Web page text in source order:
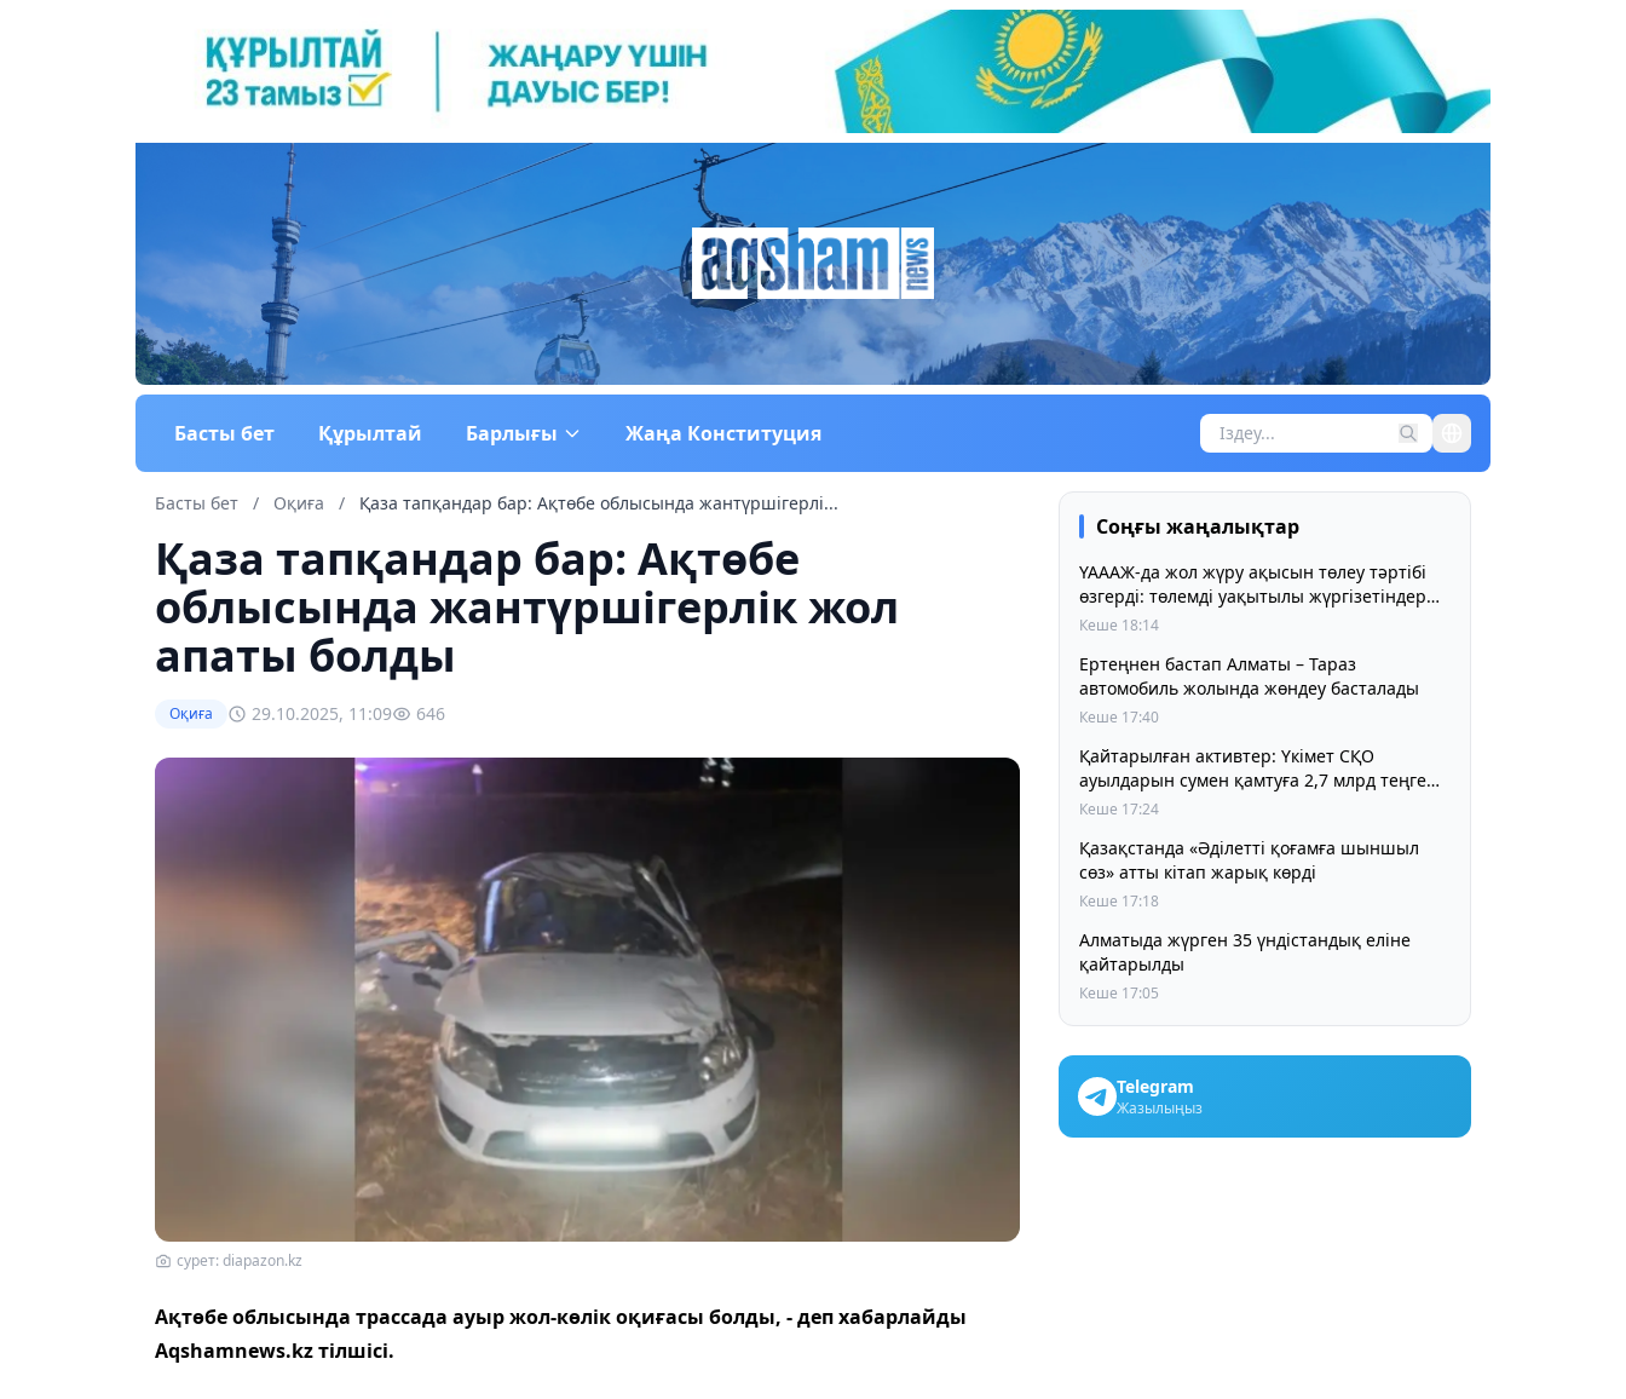
Басты бет Құрылтай Барлығы Жаңа Конституция
Басты бет / Оқиға / Қаза тапқандар бар: Ақтөбе облысында жантүршігерлі...
Қаза тапқандар бар: Ақтөбе
облысында жантүршігерлік жол
апаты болды
Оқиға 29.10.2025, 11:09 646
сурет: diapazon.kz
Ақтөбе облысында трассада ауыр жол-көлік оқиғасы болды, - деп хабарлайды
Аqshamnews.kz тілшісі.
Соңғы жаңалықтар
ҮАААЖ-да жол жүру ақысын төлеу тәртібі
өзгерді: төлемді уақытылы жүргізетіндер
үшін жол жүру құны бұрынғы деңгейде
Кеше 18:14
Ертеңнен бастап Алматы – Тараз
автомобиль жолында жөндеу басталады
Кеше 17:40
Қайтарылған активтер: Үкімет СҚО
ауылдарын сумен қамтуға 2,7 млрд теңге
бөлді
Кеше 17:24
Қазақстанда «Әділетті қоғамға шыншыл
сөз» атты кітап жарық көрді
Кеше 17:18
Алматыда жүрген 35 үндістандық еліне
қайтарылды
Кеше 17:05
Telegram
Жазылыңыз